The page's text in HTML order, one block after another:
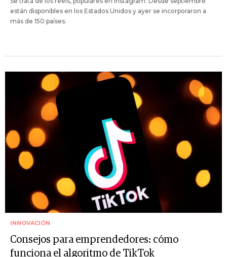
están disponibles en los Estados Unidos y ayer se incorporaron a
más de 150 países.
INNOVACIÓN
Consejos para emprendedores: cómo
funciona el algoritmo de TikTok